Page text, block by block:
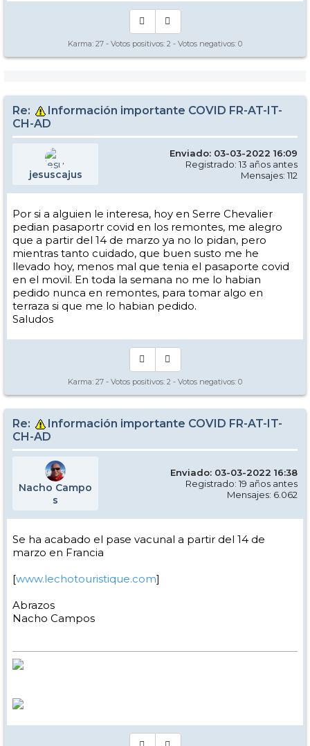
Karma: 27 - Votos positivos: 2 - Votos negativos: 0
Re:
Información importante COVID FR-AT-IT-
CH-AD
jesuscajus
Enviado: 03-03-2022 16:09
Registrado: 13 años antes
Mensajes: 112
Por si a alguien le interesa, hoy en Serre Chevalier
pedian pasaportr covid en los remontes, me alegro
que a partir del 14 de marzo ya no lo pidan, pero
mientras tanto cuidado, que buen susto me he
llevado hoy, menos mal que tenia el pasaporte covid
en el movil. En toda la semana no me lo habian
pedido nunca en remontes, para tomar algo en
terraza si que me lo habian pedido.
Saludos
Karma: 27 - Votos positivos: 2 - Votos negativos: 0
Re:
Información importante COVID FR-AT-IT-
CH-AD
Nacho Campo
s
Enviado: 03-03-2022 16:38
Registrado: 19 años antes
Mensajes: 6.062
Se ha acabado el pase vacunal a partir del 14 de
marzo en Francia
[www.lechotouristique.com]
Abrazos
Nacho Campos